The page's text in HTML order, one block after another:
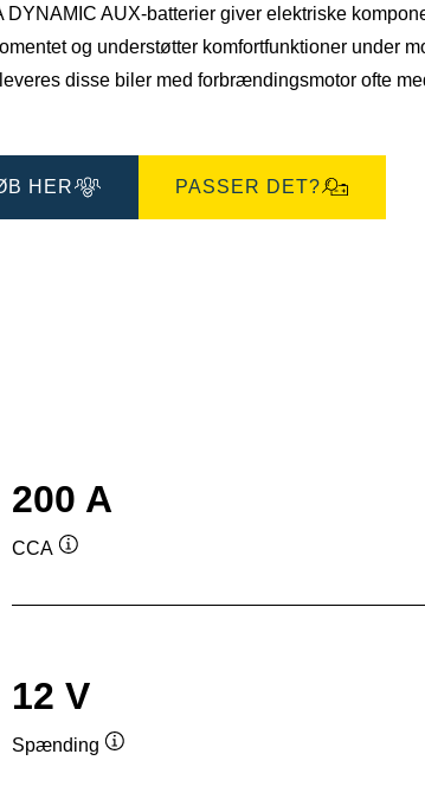
DYNAMIC AUX-batterier giver elektriske
og understøtter komfortfunktioner under
disse biler med forbrændingsmotor ofte
HER PASSER DET?
200 A
CCA
12 V
Spænding